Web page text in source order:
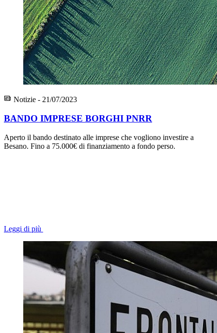
Notizie - 21/07/2023
BANDO IMPRESE BORGHI PNRR
Aperto il bando destinato alle imprese che vogliono investire a
Besano. Fino a 75.000€ di finanziamento a fondo perso.
Leggi di più